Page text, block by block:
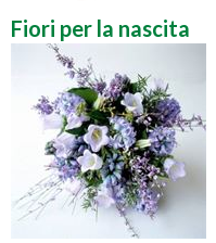
Fiori per la nascita